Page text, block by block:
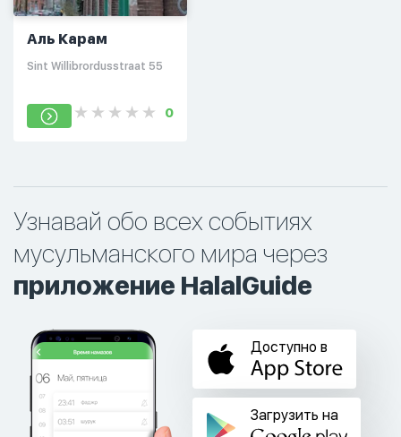
Аль Карам
Sint Willibrordusstraat 55
0
Узнавай обо всех событиях
мусульманского мира через
приложение HalalGuide
Доступно в
Загрузить на